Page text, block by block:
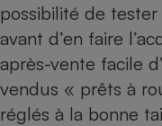
possibilité de
avant d’en faire
après-vente facile
vendus « prêts à
réglés à la bonne